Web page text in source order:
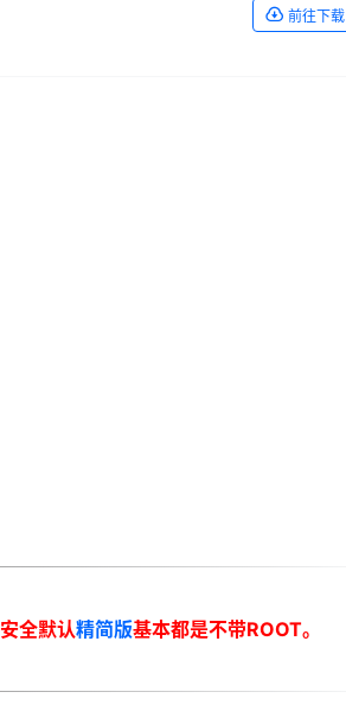
前往下载
全默认精简版基本都是不带ROOT。